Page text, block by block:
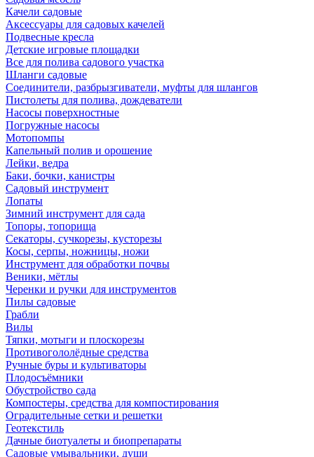
Качели садовые
Аксессуары для садовых качелей
Подвесные кресла
Детские игровые площадки
Все для полива садового участка
Шланги садовые
Соединители, разбрызгиватели, муфты для шлангов
Пистолеты для полива, дождеватели
Насосы поверхностные
Погружные насосы
Мотопомпы
Капельный полив и орошение
Лейки, ведра
Баки, бочки, канистры
Садовый инструмент
Лопаты
Зимний инструмент для сада
Топоры, топорища
Секаторы, сучкорезы, кусторезы
Косы, серпы, ножницы, ножи
Инструмент для обработки почвы
Веники, мётлы
Черенки и ручки для инструментов
Пилы садовые
Грабли
Вилы
Тяпки, мотыги и плоскорезы
Противогололёдные средства
Ручные буры и культиваторы
Плодосъёмники
Обустройство сада
Компостеры, средства для компостирования
Оградительные сетки и решетки
Геотекстиль
Дачные биотуалеты и биопрепараты
Садовые умывальники, души